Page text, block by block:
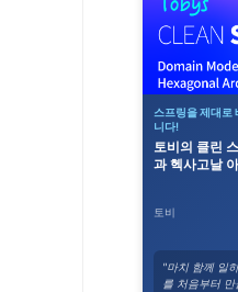
스프링을 제대로
니다!
토비의 클린
과 헥사고날
토비
"마치 함께 일
를 처음부터